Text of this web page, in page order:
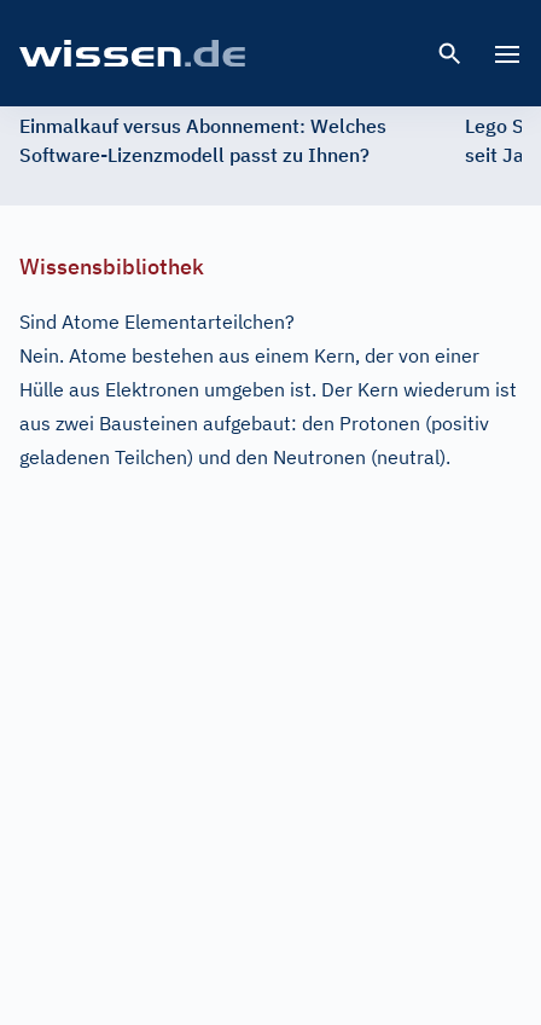
Einmalkauf versus Abonnement: Welches
Software-Lizenzmodell passt zu Ihnen?
Lego
seit
Wissensbibliothek
Sind Atome Elementarteilchen?
Nein. Atome bestehen aus einem Kern, der von einer
Hülle aus Elektronen umgeben ist. Der Kern wiederum ist
aus zwei Bausteinen aufgebaut: den Protonen (positiv
geladenen Teilchen) und den Neutronen (neutral).